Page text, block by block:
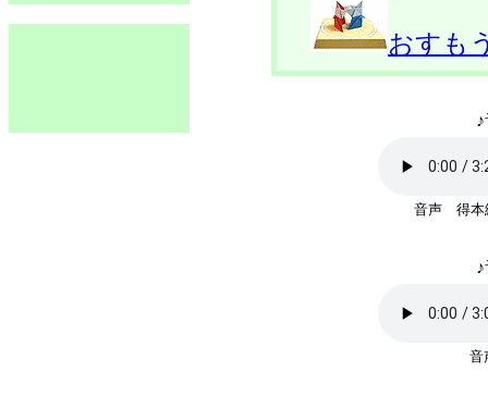
おすも
音声 得本